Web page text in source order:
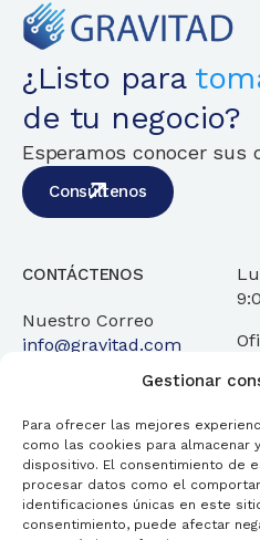
Gestionar
Para ofrecer las mejores
como las cookies para almacenar
dispositivo. El consentimiento de
procesar datos como el
identificaciones únicas en este
consentimiento, puede afectar
¿Listo para
de tu negocio?
Esperamos conocer sus
Consúltenos
CONTÁCTENOS
Nuestro Correo
info@gravitad.com